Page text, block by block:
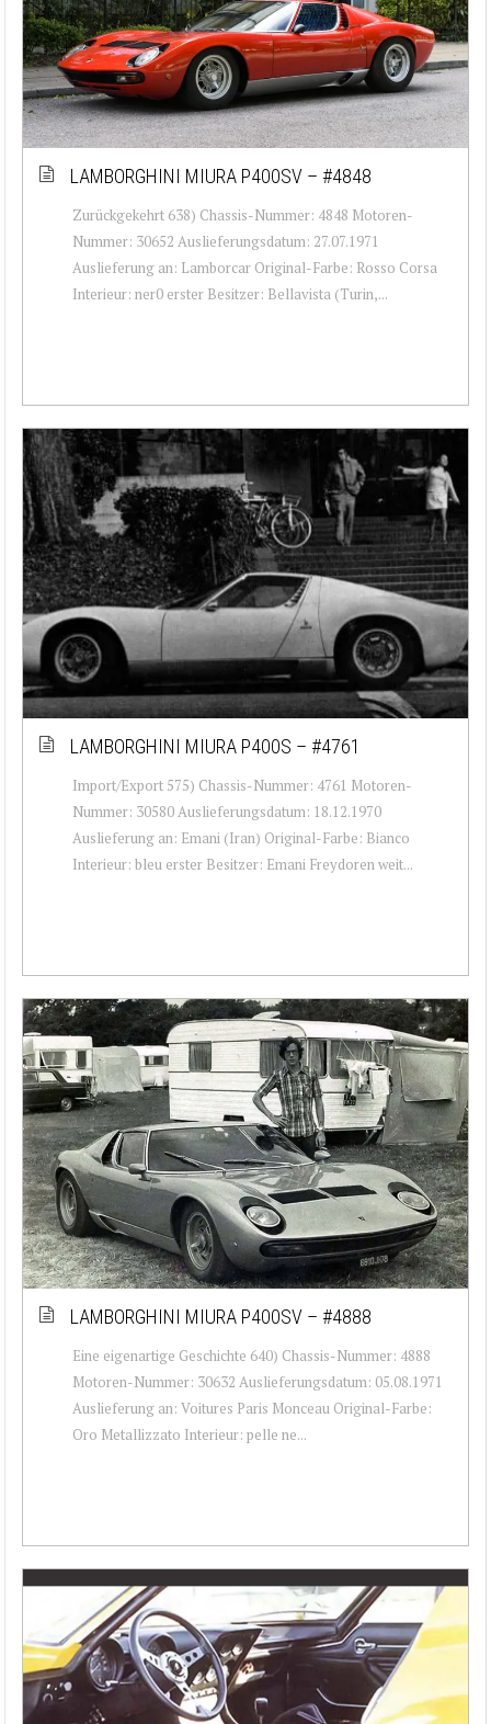
LAMBORGHINI MIURA P400SV – #4848
Zurückgekehrt 638) Chassis-Nummer: 4848 Motoren-
Nummer: 30652 Auslieferungsdatum: 27.07.1971
Auslieferung an: Lamborcar Original-Farbe: Rosso Corsa
Interieur: ner0 erster Besitzer: Bellavista (Turin,...
LAMBORGHINI MIURA P400S – #4761
Import/Export 575) Chassis-Nummer: 4761 Motoren-
Nummer: 30580 Auslieferungsdatum: 18.12.1970
Auslieferung an: Emani (Iran) Original-Farbe: Bianco
Interieur: bleu erster Besitzer: Emani Freydoren weit...
LAMBORGHINI MIURA P400SV – #4888
Eine eigenartige Geschichte 640) Chassis-Nummer: 4888
Motoren-Nummer: 30632 Auslieferungsdatum: 05.08.1971
Auslieferung an: Voitures Paris Monceau Original-Farbe:
Oro Metallizzato Interieur: pelle ne...